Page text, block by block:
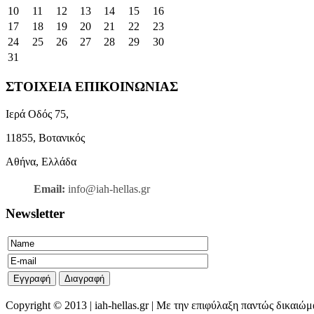
10
11 12 13 14 15
16
17
18 19 20 21 22
23
24
25 26 27 28 29
30
31
ΣΤΟΙΧΕΙΑ ΕΠΙΚΟΙΝΩΝΙΑΣ
Ιερά Οδός 75,
11855, Βοτανικός
Αθήνα, Ελλάδα
Email: info@iah-hellas.gr
Newsletter
Copyright © 2013 | iah-hellas.gr | Με την επιφύλαξη παντώς